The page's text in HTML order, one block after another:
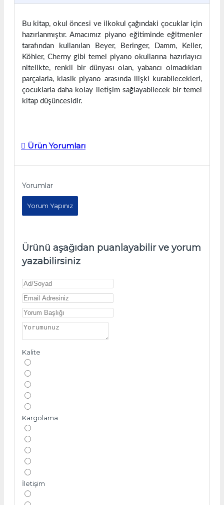
Bu kitap, okul öncesi ve ilkokul çağındaki çocuklar için
hazırlanmıştır. Amacımız piyano eğitiminde eğitmenler
tarafından kullanılan Beyer, Beringer, Damm, Keller,
Köhler, Cherny gibi temel piyano okullarına hazırlayıcı
nitelikte, renkli bir dünyası olan, yabancı olmadıkları
parçalarla, klasik piyano arasında ilişki kurabilecekleri,
çocuklarla daha kolay iletişim sağlayabilecek bir temel
kitap düşüncesidir.
Ürün Yorumları
Yorumlar
Yorum Yapınız
Ürünü aşağıdan puanlayabilir ve yorum
yazabilirsiniz
Kalite
Kargolama
İletişim